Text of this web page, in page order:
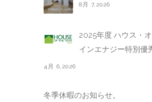
8月 7,2026
2025年度 ハウス・
インエナジー特別優
4月 6,2026
冬季休暇のお知らせ。